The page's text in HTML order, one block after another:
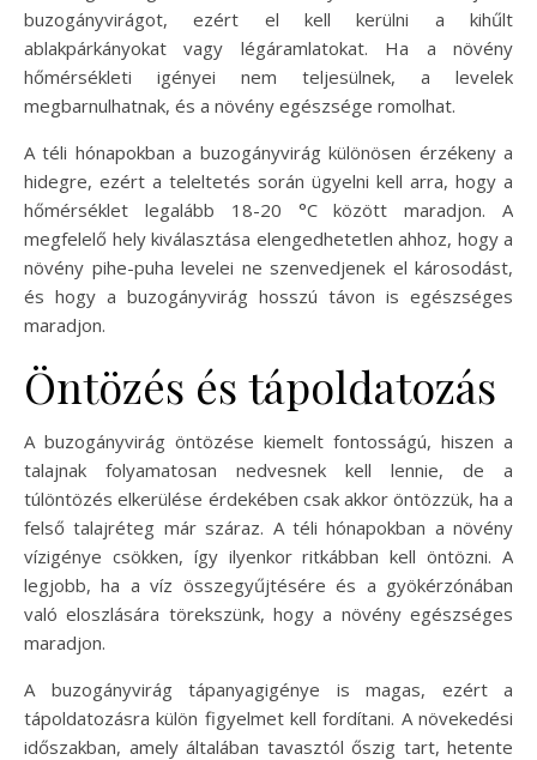
buzogányvirágot, ezért el kell kerülni a kihűlt
ablakpárkányokat vagy légáramlatokat. Ha a növény
hőmérsékleti igényei nem teljesülnek, a levelek
megbarnulhatnak, és a növény egészsége romolhat.
A téli hónapokban a buzogányvirág különösen érzékeny a
hidegre, ezért a teleltetés során ügyelni kell arra, hogy a
hőmérséklet legalább 18-20 °C között maradjon. A
megfelelő hely kiválasztása elengedhetetlen ahhoz, hogy a
növény pihe-puha levelei ne szenvedjenek el károsodást,
és hogy a buzogányvirág hosszú távon is egészséges
maradjon.
Öntözés és tápoldatozás
A buzogányvirág öntözése kiemelt fontosságú, hiszen a
talajnak folyamatosan nedvesnek kell lennie, de a
túlöntözés elkerülése érdekében csak akkor öntözzük, ha a
felső talajréteg már száraz. A téli hónapokban a növény
vízigénye csökken, így ilyenkor ritkábban kell öntözni. A
legjobb, ha a víz összegyűjtésére és a gyökérzónában
való eloszlására törekszünk, hogy a növény egészséges
maradjon.
A buzogányvirág tápanyagigénye is magas, ezért a
tápoldatozásra külön figyelmet kell fordítani. A növekedési
időszakban, amely általában tavasztól őszig tart, hetente